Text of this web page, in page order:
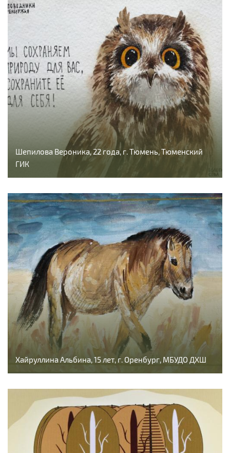
Шепилова Вероника, 22 года, г. Тюмень, Тюменский
ГИК
Хайруллина Альбина, 15 лет, г. Оренбург, МБУДО ДХШ